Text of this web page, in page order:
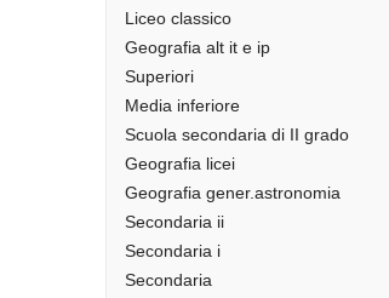
Liceo classico
Geografia alt it e ip
Superiori
Media inferiore
Scuola secondaria di II grado
Geografia licei
Geografia gener.astronomia
Secondaria ii
Secondaria i
Secondaria